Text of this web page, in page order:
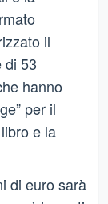
il
di 53
hanno
per il
e la
di euro sarà